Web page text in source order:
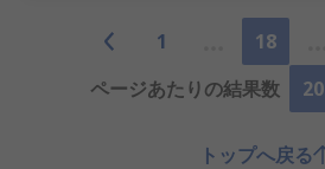
1 18
ページあたりの結果数
20
トップへ戻る